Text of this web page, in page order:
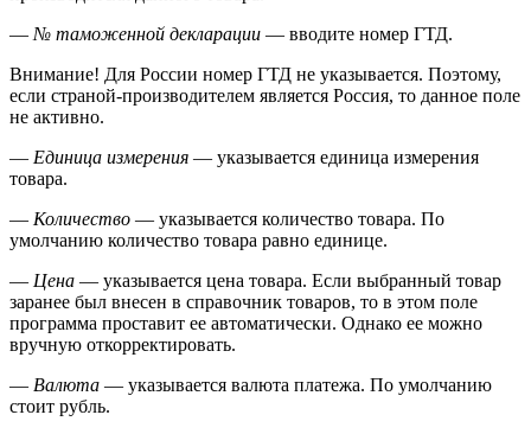
— № таможенной декларации — вводите номер ГТД.
Внимание! Для России номер ГТД не указывается. Поэтому,
если страной-производителем является Россия, то данное поле
не активно.
— Единица измерения — указывается единица измерения
товара.
— Количество — указывается количество товара. По
умолчанию количество товара равно единице.
— Цена — указывается цена товара. Если выбранный товар
заранее был внесен в справочник товаров, то в этом поле
программа проставит ее автоматически. Однако ее можно
вручную откорректировать.
— Валюта — указывается валюта платежа. По умолчанию
стоит рубль.